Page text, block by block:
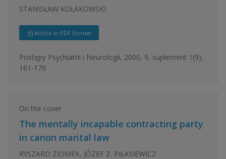
STANISŁAW KOŁAKOWSKI
Article in PDF format
Postępy Psychiatrii i Neurologii, 2000, 9, suplement 1(9),
161-170
On the cover
The mentally incapable contracting party
in canon marital law
RYSZARD ZIOMEK, JÓZEF Z. PIŁASIEWICZ